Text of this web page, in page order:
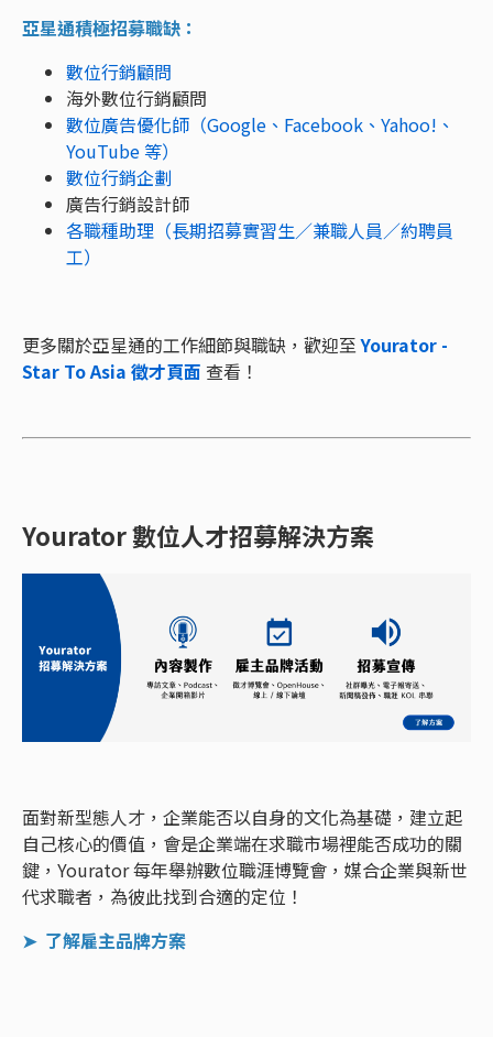
亞星通積極招募職缺：
數位行銷顧問
海外數位行銷顧問
數位廣告優化師（Google、Facebook、Yahoo!、
YouTube 等）
數位行銷企劃
廣告行銷設計師
各職種助理（長期招募實習生／兼職人員／約聘員
工）
更多關於亞星通的工作細節與職缺，歡迎至Yourator -
Star To Asia 徵才頁面 查看！
Yourator 數位人才招募解決方案
面對新型態人才，企業能否以自身的文化為基礎，建立起
自己核心的價值，會是企業端在求職市場裡能否成功的關
鍵，Yourator 每年舉辦數位職涯博覽會，媒合企業與新世
代求職者，為彼此找到合適的定位！
➤ 了解雇主品牌方案